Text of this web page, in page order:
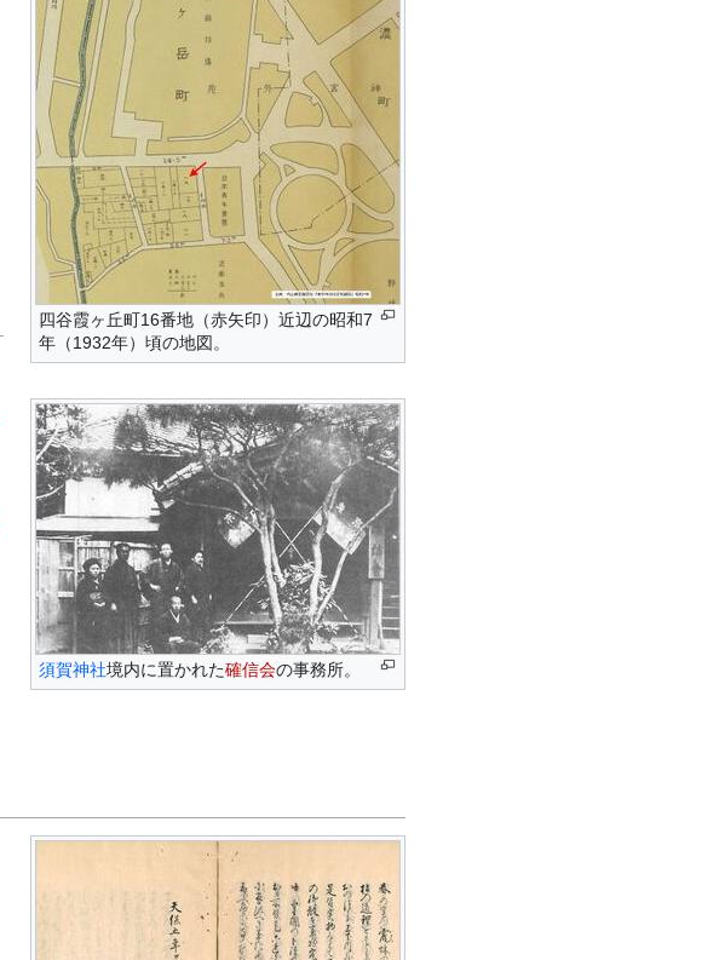
四谷霞ヶ丘町16番地（赤矢印）近辺の昭和7
年（1932年）頃の地図。
須賀神社境内に置かれた確信会の事務所。